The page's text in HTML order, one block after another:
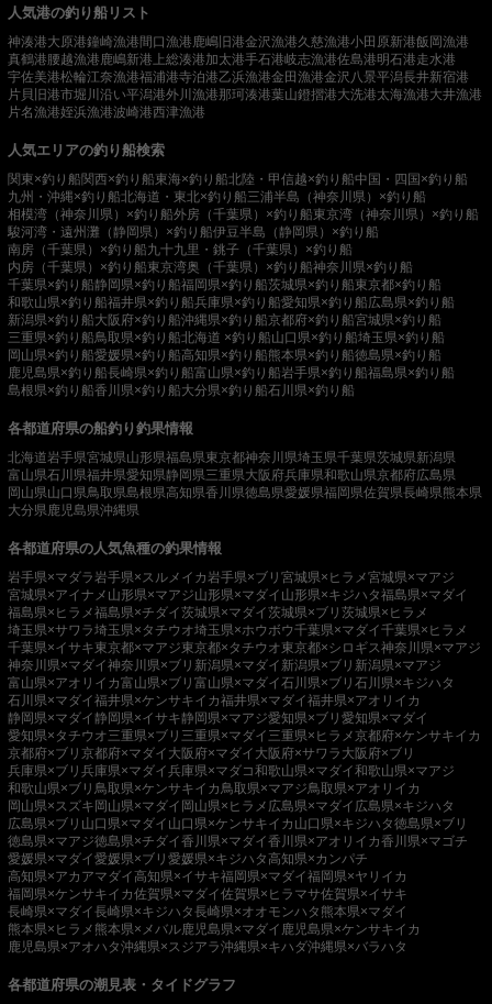
人気港の釣り船リスト
神湊港大原港鐘崎漁港間口漁港 鹿嶋旧港金沢漁港久慈漁港小田原新港飯岡漁港
真鶴港腰越漁港 鹿嶋新港 上総湊港加太港手石港岐志漁港佐島港明石港走水港
宇佐美港松輪江奈漁港福浦港寺泊港乙浜漁港金田漁港金沢八景平潟長井新宿港
片貝旧港市堀川沿い平潟港外川漁港那珂湊港葉山鐙摺港大洗港太海漁港大井漁港
片名漁港姪浜漁港波崎港西津漁港
人気エリアの釣り船検索
関東×釣り船関西×釣り船東海×釣り船北陸・甲信越×釣り船中国・四国×釣り船
九州・沖縄×釣り船北海道・東北×釣り船三浦半島（神奈川県）×釣り船
相模湾（神奈川県）×釣り船外房（千葉県）×釣り船東京湾（神奈川県）×釣り船
駿河湾・遠州灘（静岡県）×釣り船伊豆半島（静岡県）×釣り船
南房（千葉県）×釣り船九十九里・銚子（千葉県）×釣り船
内房（千葉県）×釣り船東京湾奥（千葉県）×釣り船神奈川県×釣り船
千葉県×釣り船静岡県×釣り船福岡県×釣り船茨城県×釣り船東京都×釣り船
和歌山県×釣り船福井県×釣り船兵庫県×釣り船愛知県×釣り船広島県×釣り船
新潟県×釣り船大阪府×釣り船沖縄県×釣り船京都府×釣り船宮城県×釣り船
三重県×釣り船鳥取県×釣り船北海道 ×釣り船山口県×釣り船埼玉県×釣り船
岡山県×釣り船愛媛県×釣り船高知県×釣り船熊本県×釣り船徳島県×釣り船
鹿児島県×釣り船長崎県×釣り船富山県×釣り船岩手県×釣り船福島県×釣り船
島根県×釣り船香川県×釣り船大分県×釣り船石川県×釣り船
各都道府県の船釣り釣果情報
北海道岩手県宮城県山形県福島県東京都神奈川県埼玉県千葉県茨城県新潟県
富山県石川県福井県愛知県静岡県三重県大阪府兵庫県和歌山県京都府広島県
岡山県山口県鳥取県島根県高知県香川県徳島県愛媛県福岡県佐賀県長崎県熊本県
大分県 鹿児島県沖縄県
各都道府県の人気魚種の釣果情報
岩手県×マダラ 岩手県×スルメイカ 岩手県×ブリ 宮城県×ヒラメ宮城県×マアジ
宮城県×アイナメ 山形県×マアジ山形県×マダイ 山形県×キジハタ福島県×マダイ
福島県×ヒラメ福島県×チダイ茨城県×マダイ茨城県×ブリ 茨城県×ヒラメ
埼玉県×サワラ埼玉県×タチウオ埼玉県×ホウボウ千葉県×マダイ千葉県×ヒラメ
千葉県×イサキ東京都×マアジ東京都×タチウオ東京都×シロギス神奈川県×マアジ
神奈川県×マダイ神奈川県×ブリ 新潟県×マダイ 新潟県×ブリ 新潟県×マアジ
富山県×アオリイカ富山県×ブリ 富山県×マダイ石川県×ブリ 石川県×キジハタ
石川県×マダイ福井県×ケンサキイカ福井県×マダイ福井県×アオリイカ
静岡県×マダイ静岡県×イサキ静岡県×マアジ愛知県×ブリ 愛知県×マダイ
愛知県×タチウオ三重県×ブリ 三重県×マダイ 三重県×ヒラメ京都府×ケンサキイカ
京都府×ブリ 京都府×マダイ 大阪府×マダイ 大阪府×サワラ 大阪府×ブリ
兵庫県×ブリ 兵庫県×マダイ兵庫県×マダコ和歌山県×マダイ和歌山県×マアジ
和歌山県×ブリ 鳥取県×ケンサキイカ 鳥取県×マアジ鳥取県×アオリイカ
岡山県×スズキ岡山県×マダイ 岡山県×ヒラメ 広島県×マダイ 広島県×キジハタ
広島県×ブリ 山口県×マダイ 山口県×ケンサキイカ 山口県×キジハタ徳島県×ブリ
徳島県×マアジ徳島県×チダイ香川県×マダイ香川県×アオリイカ香川県×マゴチ
愛媛県×マダイ愛媛県×ブリ 愛媛県×キジハタ高知県×カンパチ
高知県×アカアマダイ高知県×イサキ福岡県×マダイ福岡県×ヤリイカ
福岡県×ケンサキイカ佐賀県×マダイ佐賀県×ヒラマサ佐賀県×イサキ
長崎県×マダイ長崎県×キジハタ長崎県×オオモンハタ 熊本県×マダイ
熊本県×ヒラメ 熊本県×メバル鹿児島県×マダイ 鹿児島県×ケンサキイカ
鹿児島県×アオハタ沖縄県×スジアラ沖縄県×キハダ沖縄県×バラハタ
各都道府県の潮見表・タイドグラフ